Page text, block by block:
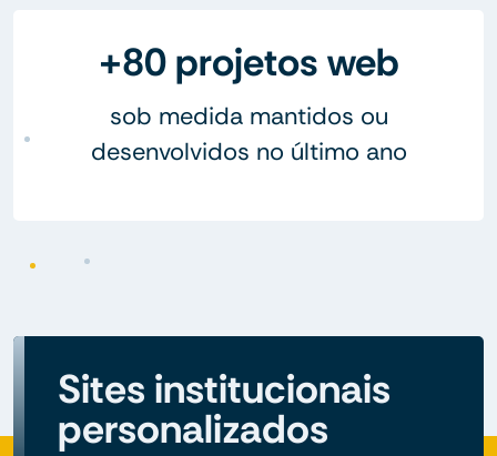
+80 projetos web
sob medida mantidos ou
desenvolvidos no último ano
Sites institucionais
personalizados